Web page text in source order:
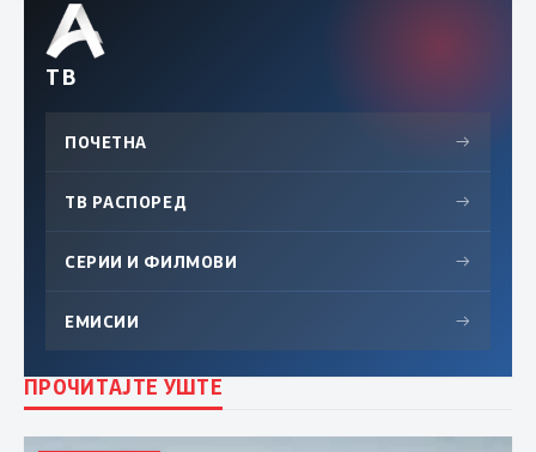
ТВ
ПОЧЕТНА →
ТВ РАСПОРЕД →
СЕРИИ И ФИЛМОВИ →
ЕМИСИИ →
ПРОЧИТАЈТЕ УШТЕ